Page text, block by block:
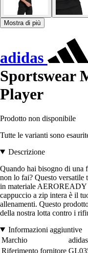
Mostra di più
adidas
Sportswear
Player
Prodotto non disponibile
Tutte le varianti sono
Descrizione
Quando hai bisogno di una
non lo fai? Questo versatile
in materiale AEROREADY
cappuccio a zip intera è il
allenamenti. Questo
della nostra lotta contro i
Informazioni aggiuntive
Marchio
adidas
Riferimento fornitore